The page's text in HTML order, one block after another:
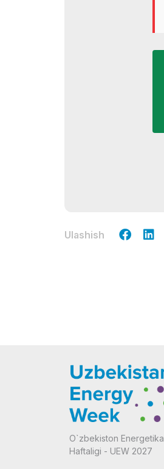
Ulashish
O`zbekiston Energetika
Haftaligi - UEW 2027